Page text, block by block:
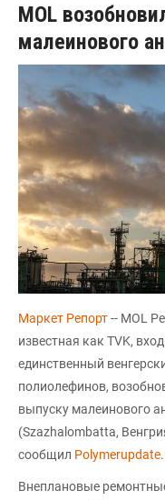
MOL
малеинового
Маркет Репорт-- MOL
известная как TVK,
единственный
полиолефинов,
выпуску малеинового
(Szazhalombatta,
сообщил Polymerupdate.
Внеплановые